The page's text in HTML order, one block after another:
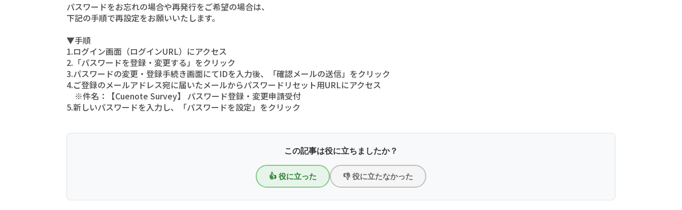
パスワードをお忘れの場合や再発行をご希望の場合は、
下記の手順で再設定をお願いいたします。
▼手順
1.ログイン画面（ログインURL）にアクセス
2.「パスワードを登録・変更する」をクリック
3.パスワードの変更・登録手続き画面にてIDを入力後、「確認メールの送信」をクリック
4.ご登録のメールアドレス宛に届いたメールからパスワードリセット用URLにアクセス
※件名：【Cuenote Survey】 パスワード登録・変更申請受付
5.新しいパスワードを入力し、「パスワードを設定」をクリック
この記事は役に立ちましたか？
👍 役に立った 👎 役に立たなかった